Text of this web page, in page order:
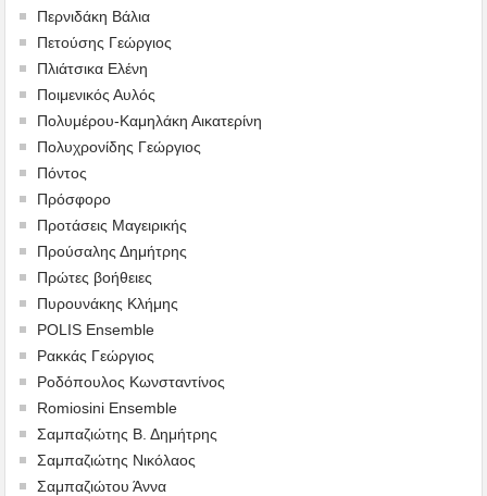
Περνιδάκη Βάλια
Πετούσης Γεώργιος
Πλιάτσικα Ελένη
Ποιμενικός Αυλός
Πολυμέρου-Καμηλάκη Αικατερίνη
Πολυχρονίδης Γεώργιος
Πόντος
Πρόσφορο
Προτάσεις Μαγειρικής
Προύσαλης Δημήτρης
Πρώτες βοήθειες
Πυρουνάκης Κλήμης
POLIS Ensemble
Ρακκάς Γεώργιος
Ροδόπουλος Κωνσταντίνος
Romiosini Ensemble
Σαμπαζιώτης Β. Δημήτρης
Σαμπαζιώτης Νικόλαος
Σαμπαζιώτου Άννα